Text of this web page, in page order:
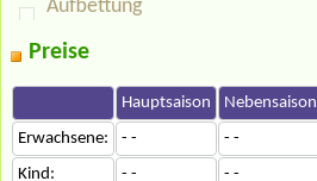
Aufbettung
Preise
Hauptsaison Nebensaison
Erwachsene:
- - - -
Kind:
- - - -